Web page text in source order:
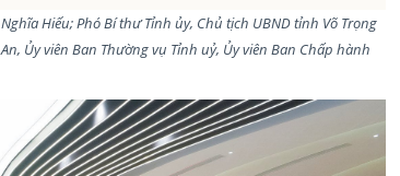
Hiếu; Phó Bí thư Tỉnh ủy, Chủ tịch UBND tỉnh Võ Trọng
Ủy viên Ban Thường vụ Tỉnh uỷ, Ủy viên Ban Chấp hành